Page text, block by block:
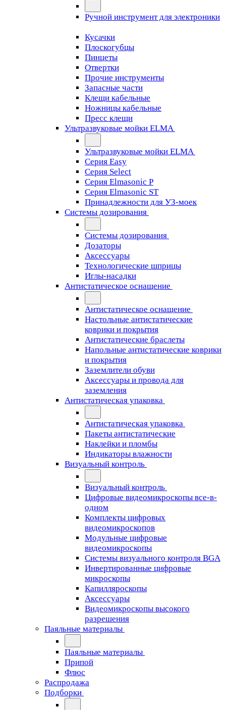
Ручной инструмент для электроники
Кусачки
Плоскогубцы
Пинцеты
Отвертки
Прочие инструменты
Запасные части
Клещи кабельные
Ножницы кабельные
Пресс клещи
Ультразвуковые мойки ELMA
Ультразвуковые мойки ELMA
Серия Easy
Серия Select
Серия Elmasonic P
Серия Elmasonic ST
Принадлежности для УЗ-моек
Системы дозирования
Системы дозирования
Дозаторы
Аксессуары
Технологические шприцы
Иглы-насадки
Антистатическое оснащение
Антистатическое оснащение
Настольные антистатические
коврики и покрытия
Антистатические браслеты
Напольные антистатические коврики
и покрытия
Заземлители обуви
Аксессуары и провода для
заземления
Антистатическая упаковка
Антистатическая упаковка
Пакеты антистатические
Наклейки и пломбы
Индикаторы влажности
Визуальный контроль
Визуальный контроль
Цифровые видеомикроскопы все-в-
одном
Комплекты цифровых
видеомикроскопов
Модульные цифровые
видеомикроскопы
Cистемы визуального контроля BGA
Инвертированные цифровые
микроскопы
Капилляроскопы
Аксессуары
Видеомикроскопы высокого
разрешения
Паяльные материалы
Паяльные материалы
Припой
Флюс
Распродажа
Подборки